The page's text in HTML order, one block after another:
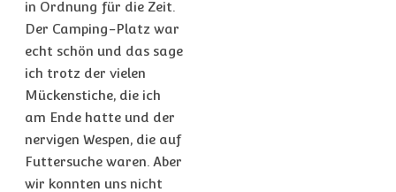
in Ordnung für die Zeit.
Der Camping-Platz war
echt schön und das sage
ich trotz der vielen
Mückenstiche, die ich
am Ende hatte und der
nervigen Wespen, die auf
Futtersuche waren. Aber
wir konnten uns nicht